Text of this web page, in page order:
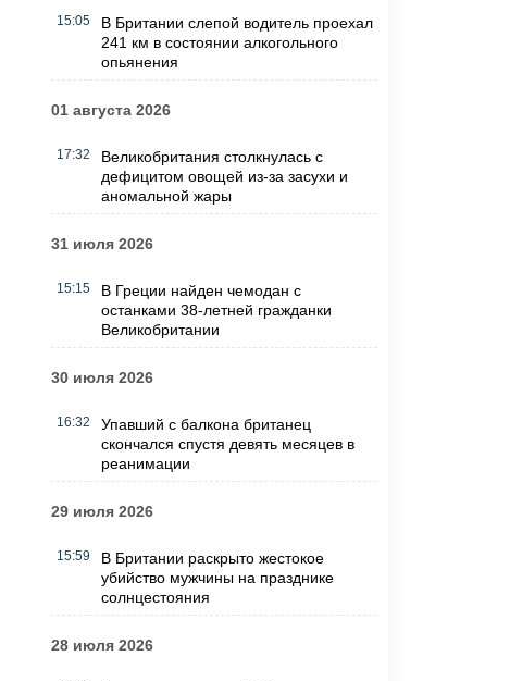
15:05
В Британии слепой водитель проехал
241 км в состоянии алкогольного
опьянения
01 августа 2026
17:32
Великобритания столкнулась с
дефицитом овощей из-за засухи и
аномальной жары
31 июля 2026
15:15
В Греции найден чемодан с
останками 38-летней гражданки
Великобритании
30 июля 2026
16:32
Упавший с балкона британец
скончался спустя девять месяцев в
реанимации
29 июля 2026
15:59
В Британии раскрыто жестокое
убийство мужчины на празднике
солнцестояния
28 июля 2026